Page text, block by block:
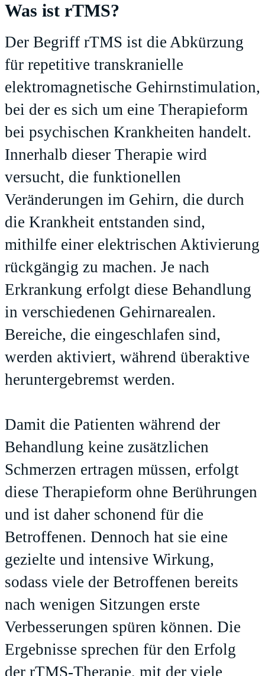
Was ist rTMS?
Der Begriff rTMS ist die Abkürzung
für repetitive transkranielle
elektromagnetische Gehirnstimulation,
bei der es sich um eine Therapieform
bei psychischen Krankheiten handelt.
Innerhalb dieser Therapie wird
versucht, die funktionellen
Veränderungen im Gehirn, die durch
die Krankheit entstanden sind,
mithilfe einer elektrischen Aktivierung
rückgängig zu machen. Je nach
Erkrankung erfolgt diese Behandlung
in verschiedenen Gehirnarealen.
Bereiche, die eingeschlafen sind,
werden aktiviert, während überaktive
heruntergebremst werden.
Damit die Patienten während der
Behandlung keine zusätzlichen
Schmerzen ertragen müssen, erfolgt
diese Therapieform ohne Berührungen
und ist daher schonend für die
Betroffenen. Dennoch hat sie eine
gezielte und intensive Wirkung,
sodass viele der Betroffenen bereits
nach wenigen Sitzungen erste
Verbesserungen spüren können. Die
Ergebnisse sprechen für den Erfolg
der rTMS-Therapie, mit der viele